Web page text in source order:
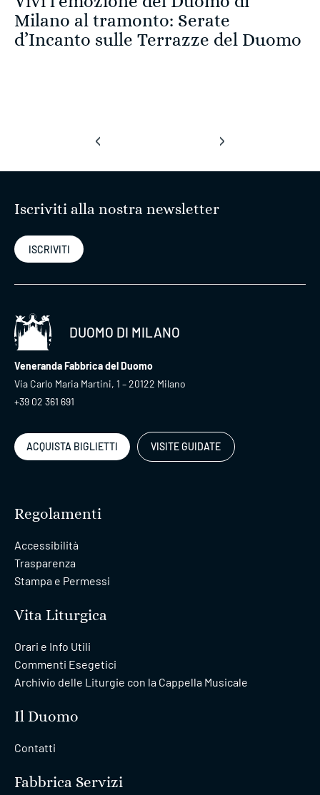
Milano al tramonto: Serate
d’Incanto sulle Terrazze del Duomo
‹ ›
Iscriviti alla nostra newsletter
ISCRIVITI
DUOMO DI MILANO
Veneranda Fabbrica del Duomo
Via Carlo Maria Martini, 1 – 20122 Milano
+39 02 361 691
ACQUISTA BIGLIETTI VISITE GUIDATE
Regolamenti
Accessibilità
Trasparenza
Stampa e Permessi
Vita Liturgica
Orari e Info Utili
Commenti Esegetici
Archivio delle Liturgie con la Cappella Musicale
Il Duomo
Contatti
Fabbrica Servizi